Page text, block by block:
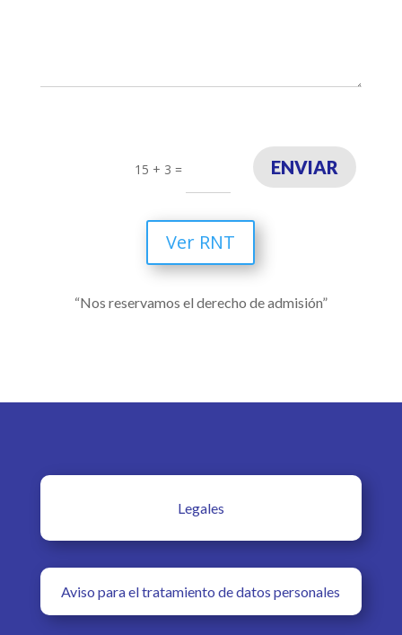
15 + 3 = ENVIAR
Ver RNT
“Nos reservamos el derecho de admisión”
Legales
Aviso para el tratamiento de datos personales